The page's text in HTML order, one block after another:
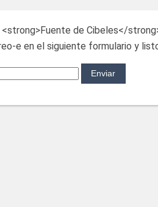
de Cibeles</
e en el siguiente formulario y